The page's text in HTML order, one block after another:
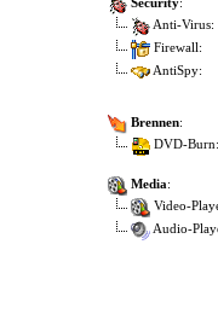
Security:
Anti-Virus:
Firewall:
AntiSpy:
Brennen:
DVD-Burn:
Media:
Video-
Audio-